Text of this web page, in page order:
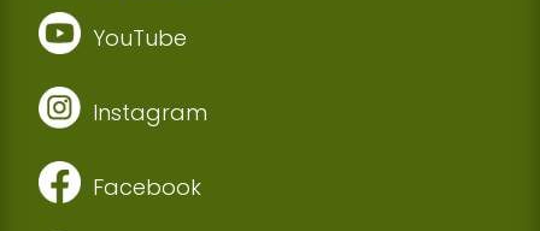
YouTube
Instagram
Facebook